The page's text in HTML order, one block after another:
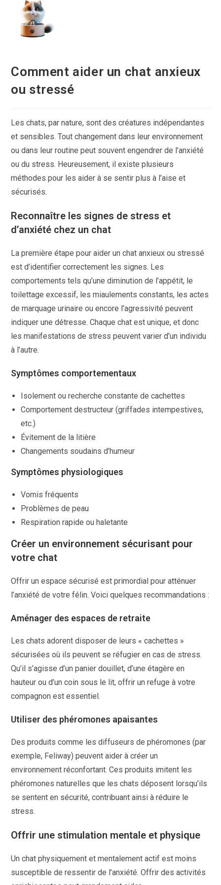
Comment aider un chat anxieux
ou stressé
Les chats, par nature, sont des créatures indépendantes
et sensibles. Tout changement dans leur environnement
ou dans leur routine peut souvent engendrer de l’anxiété
ou du stress. Heureusement, il existe plusieurs
méthodes pour les aider à se sentir plus à l’aise et
sécurisés.
Reconnaître les signes de stress et
d’anxiété chez un chat
La première étape pour aider un chat anxieux ou stressé
est d’identifier correctement les signes. Les
comportements tels qu’une diminution de l’appétit, le
toilettage excessif, les miaulements constants, les actes
de marquage urinaire ou encore l’agressivité peuvent
indiquer une détresse. Chaque chat est unique, et donc
les manifestations de stress peuvent varier d’un individu
à l’autre.
Symptômes comportementaux
Isolement ou recherche constante de cachettes
Comportement destructeur (griffades intempestives,
etc.)
Évitement de la litière
Changements soudains d’humeur
Symptômes physiologiques
Vomis fréquents
Problèmes de peau
Respiration rapide ou haletante
Créer un environnement sécurisant pour
votre chat
Offrir un espace sécurisé est primordial pour atténuer
l’anxiété de votre félin. Voici quelques recommandations :
Aménager des espaces de retraite
Les chats adorent disposer de leurs « cachettes »
sécurisées où ils peuvent se réfugier en cas de stress.
Qu’il s’agisse d’un panier douillet, d’une étagère en
hauteur ou d’un coin sous le lit, offrir un refuge à votre
compagnon est essentiel.
Utiliser des phéromones apaisantes
Des produits comme les diffuseurs de phéromones (par
exemple, Feliway) peuvent aider à créer un
environnement réconfortant. Ces produits imitent les
phéromones naturelles que les chats déposent lorsqu’ils
se sentent en sécurité, contribuant ainsi à réduire le
stress.
Offrir une stimulation mentale et physique
Un chat physiquement et mentalement actif est moins
susceptible de ressentir de l’anxiété. Offrir des activités